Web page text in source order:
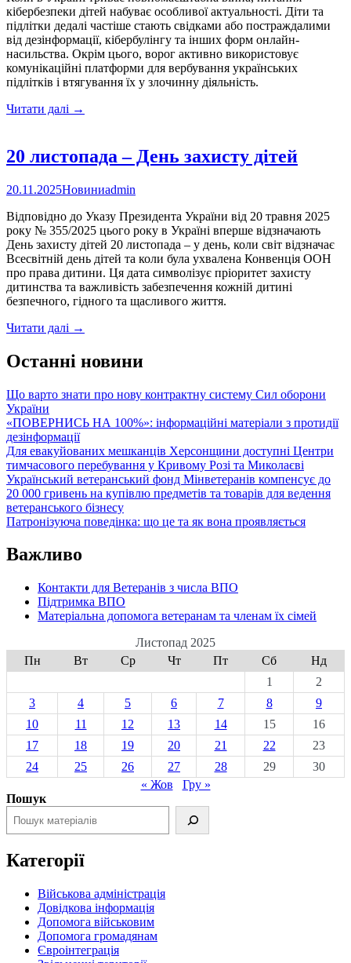
кібербезпеки дітей набуває особливої актуальності. Діти та
підлітки дедалі частіше стають свідками або постраждалими
від дезінформації, кібербулінгу та інших форм онлайн-
насильства. Окрім цього, ворог активно використовує
комунікаційні платформи для вербування українських
підлітків і втягування їх у злочинну діяльність.
Читати далі Кібербезпека
просвітницькі
для
Новокаховської
громади
→
20 листопада – День захисту дітей
20.11.2025Новиниadmin
Відповідно до Указу Президента України від 20 травня 2025
року № 355/2025 цього року в Україні вперше відзначають
День захисту дітей 20 листопада – у день, коли світ відзначає
Всесвітній день дітей та коли була ухвалена Конвенція ООН
про права дитини. Ця дата символізує пріоритет захисту
дитинства та важливість забезпечення кожній дитині
безпечного, гідного та щасливого життя.
Читати далі 20
–
День
дітей
→
Останні новини
Що варто знати про нову контрактну систему Сил оборони
України
«ПОВЕРНИСЬ НА 100%»: інформаційні матеріали з протидії
дезінформації
Для евакуйованих мешканців Херсонщини доступні Центри
тимчасового перебування у Кривому Розі та Миколаєві
Український ветеранський фонд Мінветеранів компенсує до
20 000 гривень на купівлю предметів та товарів для ведення
ветеранського бізнесу
Патронізуюча поведінка: що це та як вона проявляється
Важливо
Контакти для Ветеранів з числа ВПО
Підтримка ВПО
Матеріальна допомога ветеранам та членам їх сімей
Листопад 2025
Пн
Вт Ср Чт Пт Сб
Нд
1
2
3
4 5 6 7 8
9
10
11 12 13 14 15
16
17
18 19 20 21 22
23
24
25 26 27 28 29
30
« Жов
Гру »
Пошук
Категорії
Військова адміністрація
Довідкова інформація
Допомога військовим
Допомога громадянам
Євроінтеграція